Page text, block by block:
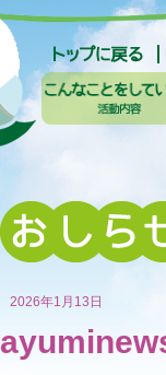
2026年1月13日